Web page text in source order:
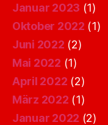
Januar 2023 (1)
Oktober 2022 (1)
Juni 2022 (2)
Mai 2022 (1)
April 2022 (2)
März 2022 (1)
Januar 2022 (2)